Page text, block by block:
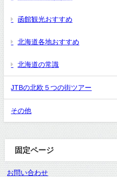
函館観光おすすめ
北海道各地おすすめ
北海道の常識
JTBの北欧５つの街ツアー
その他
固定ページ
お問い合わせ